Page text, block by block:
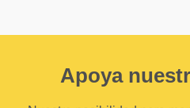
Apoya